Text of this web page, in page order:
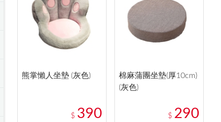
箱購飲料
熊掌懶人坐墊 (灰色)
$ 390
棉麻蒲團坐墊(厚10cm)
(灰色)
$ 290